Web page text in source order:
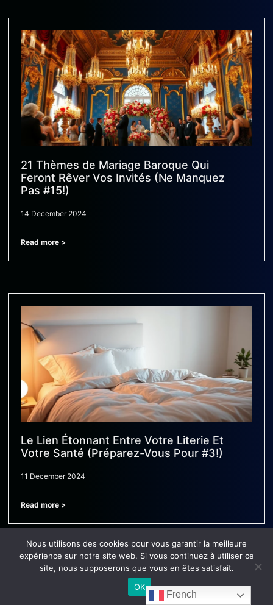
21 Thèmes de Mariage Baroque Qui
Feront Rêver Vos Invités (Ne Manquez
Pas #15!)
14 December 2024
Read more >
Le Lien Étonnant Entre Votre Literie Et
Votre Santé (Préparez-Vous Pour #3!)
11 December 2024
Read more >
French
Nous utilisons des cookies pour vous garantir la meilleure
expérience sur notre site web. Si vous continuez à utiliser ce
site, nous supposerons que vous en êtes satisfait.
OK